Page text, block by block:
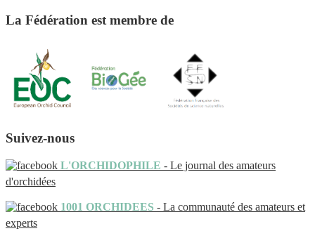
La Fédération est membre de
Suivez-nous
L'ORCHIDOPHILE - Le journal des amateurs
d'orchidées
1001 ORCHIDEES - La communauté des amateurs et
experts